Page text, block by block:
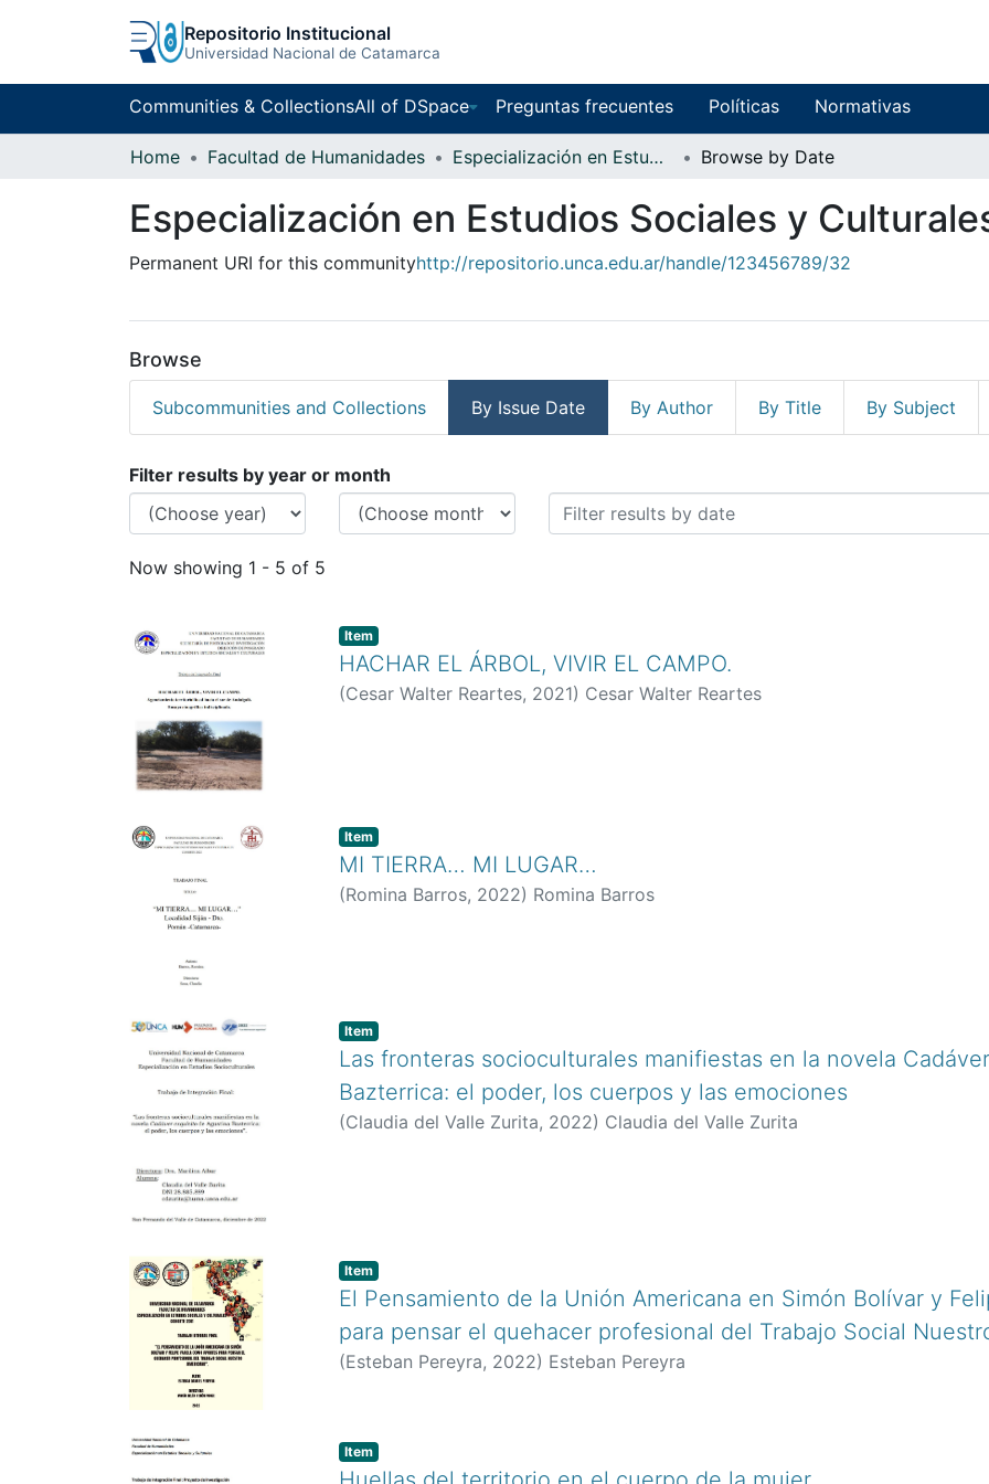
Repositorio Institucional
Universidad Nacional de Catamarca
Communities & CollectionsAll of DSpace Preguntas frecuentes Políticas Normativas
Home Facultad de Humanidades Especialización en Estudios Sociales y Culturales Browse by Date
Especialización en Estudios Sociales y
Permanent URI for this communityhttp://repositorio.unca.edu.ar/handle/123456789/32
Browse
Subcommunities and Collections By Issue Date By Author By Title By Subject
Browsing Especialización en Estudios Sociales y
Filter results by year or month
Now showing 1 - 5 of 5
Item
HACHAR EL ÁRBOL, VIVIR EL CAMPO.
(Cesar Walter Reartes, 2021) Cesar Walter Reartes
Item
MI TIERRA… MI LUGAR…
(Romina Barros, 2022) Romina Barros
Item
Las fronteras socioculturales manifiestas en la novela
Bazterrica: el poder, los cuerpos y las emociones
(Claudia del Valle Zurita, 2022) Claudia del Valle Zurita
Item
El Pensamiento de la Unión Americana en Simón Bolívar y
para pensar el quehacer profesional del Trabajo Social
(Esteban Pereyra, 2022) Esteban Pereyra
Item